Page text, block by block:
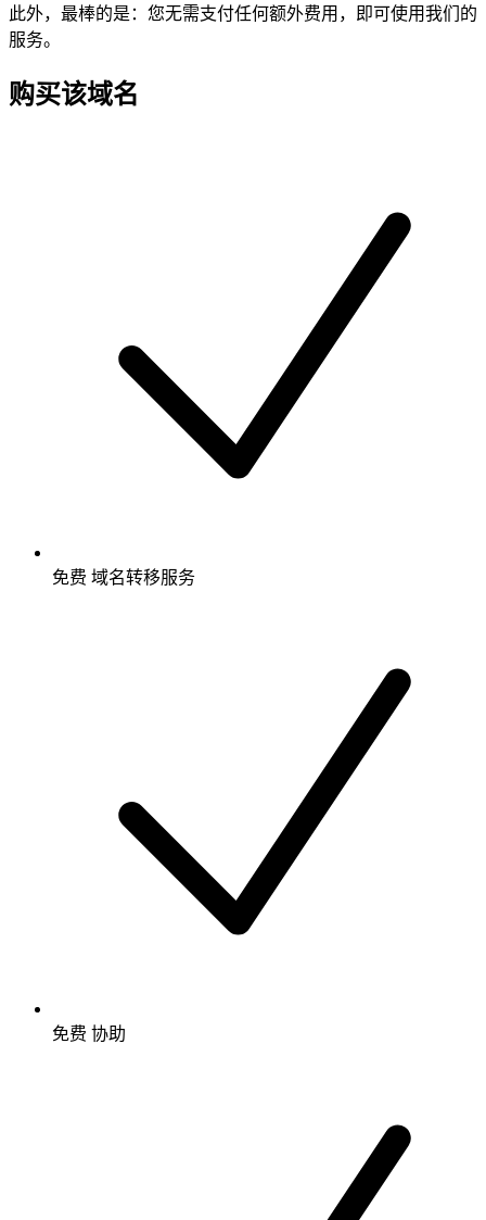
此外，最棒的是：您无需支付任何额外费用，即可使用我们的
服务。
购买该域名
免费 域名转移服务
免费 协助